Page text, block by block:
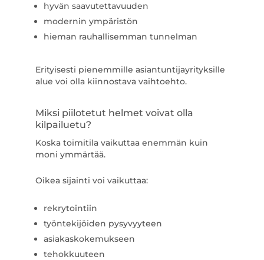
hyvän saavutettavuuden
modernin ympäristön
hieman rauhallisemman tunnelman
Erityisesti pienemmille asiantuntijayrityksille
alue voi olla kiinnostava vaihtoehto.
Miksi piilotetut helmet voivat olla
kilpailuetu?
Koska toimitila vaikuttaa enemmän kuin
moni ymmärtää.
Oikea sijainti voi vaikuttaa:
rekrytointiin
työntekijöiden pysyvyyteen
asiakaskokemukseen
tehokkuuteen